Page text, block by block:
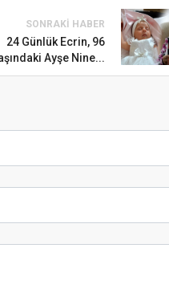
SONRAKI HABER
24 Günlük Ecrin, 96
Ayşe Nine...
Bilgiler Sınavı